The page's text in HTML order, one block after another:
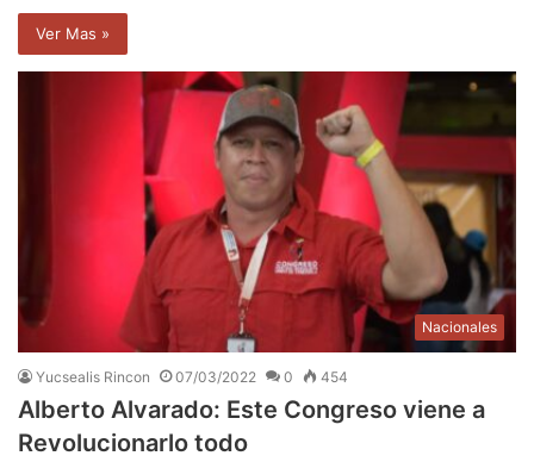
Ver Mas »
Nacionales
Yucsealis Rincon 07/03/2022 0 454
Alberto Alvarado: Este Congreso viene a
Revolucionarlo todo